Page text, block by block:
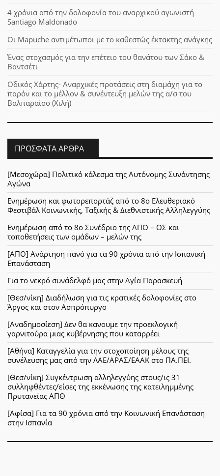
4 χρόνια από την δολοφονία του αναρχικού αγωνιστή
Santiago Maldonado
Οι Mapuche αντιμέτωποι με το καθεστώς έκτακτης ανάγκης
Ένας στοχασμός για την επέτειο του θανάτου των Σάκο &
Βαντσέτι
Οδικός Χάρτης- Αναρχικές προτάσεις στη διαμάχη για το
παρόν και το μέλλον & συνέντευξη μελών της α/σ του
Βαλπαραΐσο (Χιλή)
ΠΡΌΣΦΑΤΑ ΆΡΘΡΑ
[Μεσοχώρα] Πολιτικό κάλεσμα της Αυτόνομης Συνάντησης
Αγώνα
Ενημέρωση και φωτορεπορτάζ από το 8ο Ελευθεριακό
Φεστιβάλ Κοινωνικής, Ταξικής & Διεθνιστικής Αλληλεγγύης
Ενημέρωση από το 8ο Συνέδριο της ΑΠΟ – ΟΣ και
τοποθετήσεις των ομάδων – μελών της
[ΑΠΟ] Ανάρτηση πανό για τα 90 χρόνια από την Ισπανική
Επανάσταση
Για το νεκρό συνάδελφό μας στην Αγία Παρασκευή
[Θεσ/νίκη] Διαδήλωση για τις κρατικές δολοφονίες στο
Άργος και στον Ασπρόπυργο
[Αναδημοσίεση] Δεν θα κανουμε την προεκλογική
γαρνιτούρα μιας κυβέρνησης που καταρρέει
[Αθήνα] Καταγγελία για την στοχοποίηση μέλους της
συνέλευσης μας από την ΛΑΕ/ΑΡΑΣ/ΕΑΑΚ στο ΠΑ.ΠΕΙ.
[Θεσ/νίκη] Συγκέντρωση αλληλεγγύης στους/ις 31
συλληφθέντες/είσες της εκκένωσης της κατειλημμένης
Πρυτανείας ΑΠΘ
[Αφίσα] Για τα 90 χρόνια από την Κοινωνική Επανάσταση
στην Ισπανία